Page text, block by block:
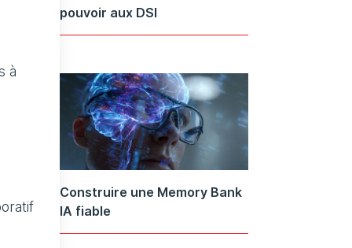
à
pouvoir aux DSI
Construire une Memory Bank
IA fiable